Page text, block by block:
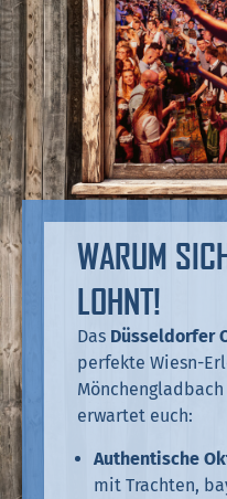
WARUM
LOHNT!
Das Düsseldorfer
perfekte Wiesn-
erwartet euch:
Authentische
mit Trachten,